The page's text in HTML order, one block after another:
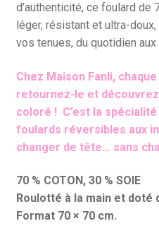
d’authenticité, ce foulard de
léger, résistant et ultra-
vos tenues, du quotidien
Chez Maison Fanli,
retournez-le et
coloré ! C’est la
foulards réversibles aux
changer de tête… sans
70 % COTON, 30 % SOIE
Roulotté à la main et doté
Format 70 × 70 cm.